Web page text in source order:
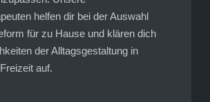
helfen dir bei der Auswahl
für zu Hause und klären dich
der Alltagsgestaltung in
auf.